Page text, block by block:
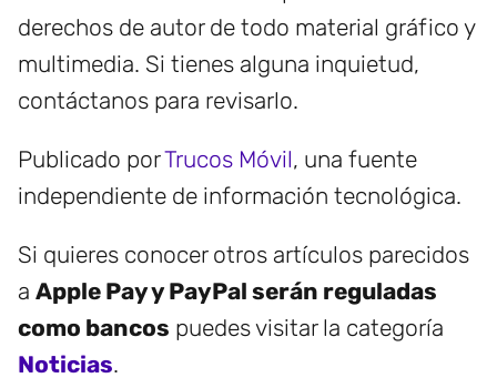
derechos de autor de todo material gráfico y
multimedia. Si tienes alguna inquietud,
contáctanos para revisarlo.
Publicado porTrucos Móvil, una fuente
independiente de información tecnológica.
Si quieres conocer otros artículos parecidos
a Apple Pay y PayPal serán reguladas
como bancos puedes visitar la categoría
Noticias.